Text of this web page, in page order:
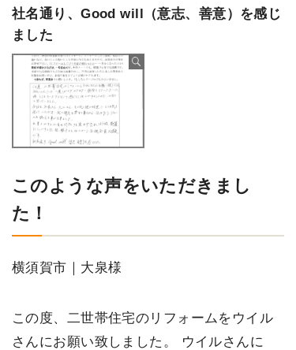
社名通り、Good will（意志、善意）を感じ
ました
このような声をいただきまし
た！
横須賀市｜大泉様
この度、二世帯住宅のリフォームをウイル
さんにお願い致しました。 ウイルさんに